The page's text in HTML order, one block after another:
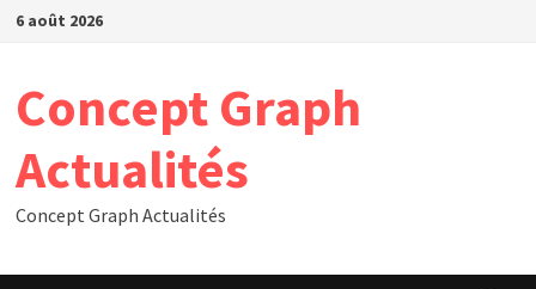
Passer
6 août 2026
Concept Graph
Actualités
Concept Graph Actualités